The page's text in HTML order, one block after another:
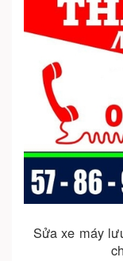
Sửa xe máy